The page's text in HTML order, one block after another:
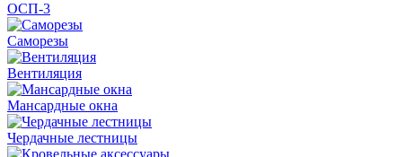
ОСП-3
Саморезы
Вентиляция
Мансардные окна
Чердачные лестницы